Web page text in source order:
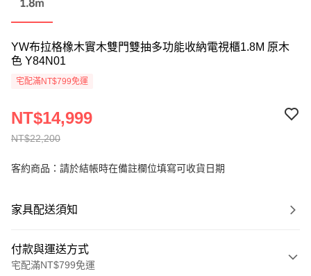
YW布拉格橡木實木雙門雙抽多功能收納電視櫃1.8M 原木
色 Y84N01
宅配滿NT$799免運
NT$22,200
NT$14,999
客約商品：請於結帳時在備註欄位填寫可收貨日期
家具配送須知
付款與運送方式
宅配滿NT$799免運